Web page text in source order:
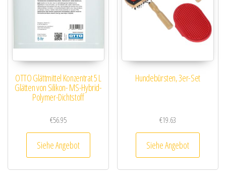
OTTO Glättmittel Konzentrat 5 L
Glätten von Silikon- MS-Hybrid-
Polymer-Dichtstoff
€56.95
Siehe Angebot
Hundebürsten, 3er-Set
€19.63
Siehe Angebot